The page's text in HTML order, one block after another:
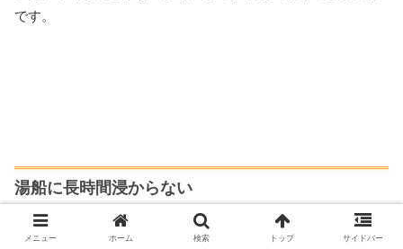
です。
湯船に長時間浸からない
長時間湯船に浸かることは、
子供の皮膚にとって良くない場合があります。
メニュー ホーム 検索 トップ サイドバー